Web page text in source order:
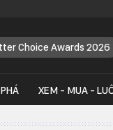
Choice Awards 2026
XEM - MUA -